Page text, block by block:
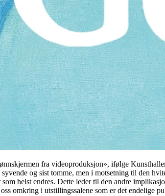
fra videoproduksjon», ifølge
og sist tomme, men i motsetning til den
helst endres. Dette leder til den andre
omkring i utstillingssalene som er det endelige